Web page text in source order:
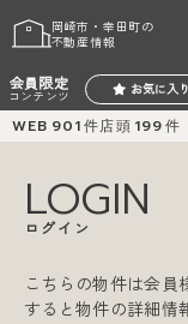
岡崎市・幸田町の
不動産情報
会員限定
コンテンツ お気に入り
WEB 901件店頭 199件
LOGIN
ログイン
こちらの物件は会員
すると物件の詳細情